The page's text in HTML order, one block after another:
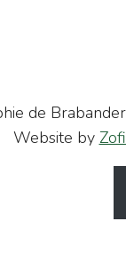
de
Website by